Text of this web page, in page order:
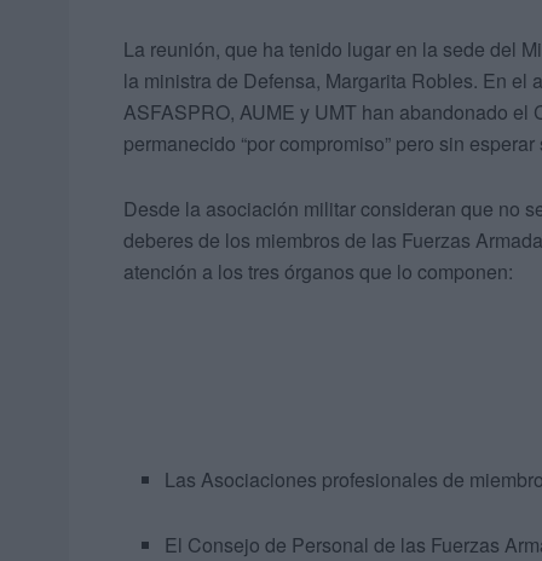
La reunión, que ha tenido lugar en la sede del
la ministra de Defensa, Margarita Robles. En el
ASFASPRO, AUME y UMT han abandonado el
permanecido “por compromiso” pero sin
Desde la asociación militar consideran que no
deberes de los miembros de las Fuerzas
atención a los tres órganos que lo componen:
Las Asociaciones profesionales de
El Consejo de Personal de las Fuerzas